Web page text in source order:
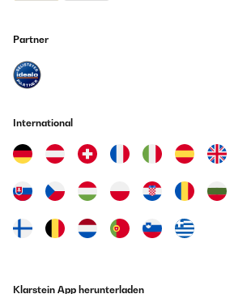
Partner
International
Klarstein App herunterladen